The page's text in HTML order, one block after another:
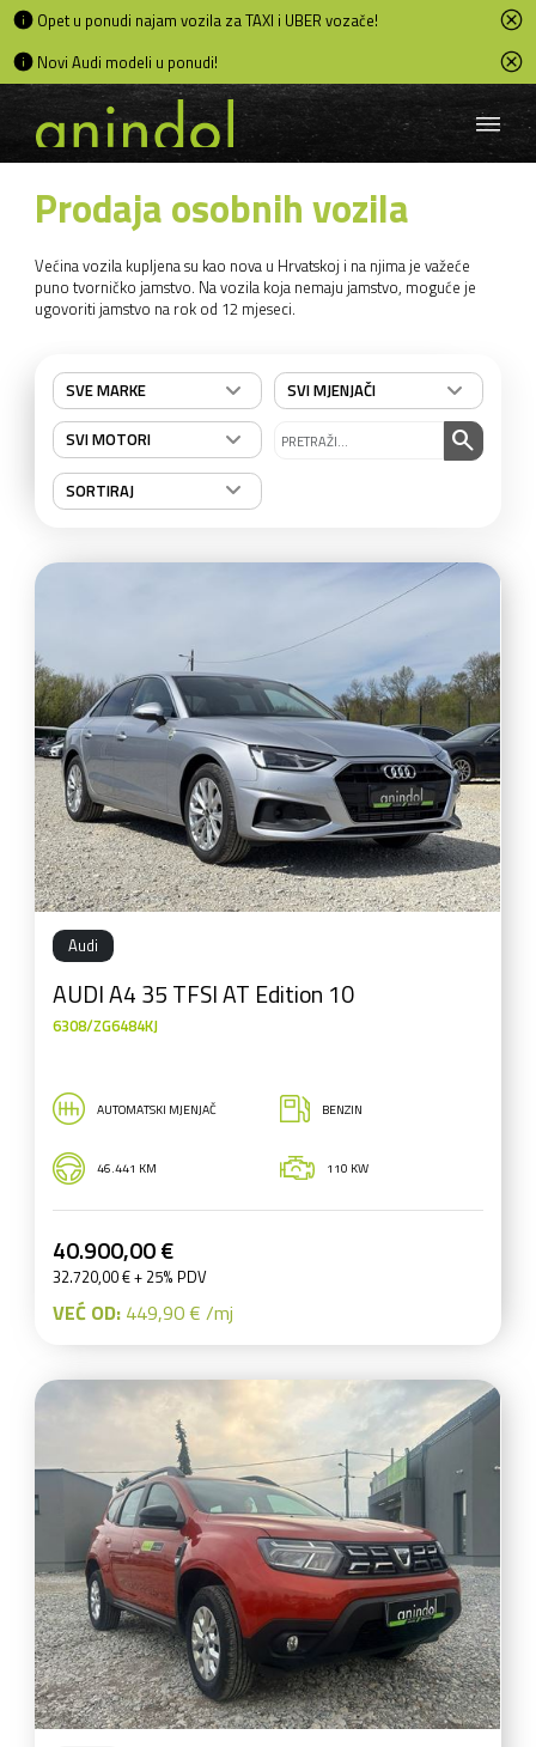
Opet u ponudi najam vozila za TAXI i UBER vozače!
Novi Audi modeli u ponudi!
Prodaja osobnih vozila
Većina vozila kupljena su kao nova u Hrvatskoj i na njima je važeće
puno tvorničko jamstvo. Na vozila koja nemaju jamstvo, moguće je
ugovoriti jamstvo na rok od 12 mjeseci.
SVE MARKE SVI MJENJAČI
SVI MOTORI search
SORTIRAJ
Audi
AUDI A4 35 TFSI AT Edition 10
6308/ZG6484KJ
AUTOMATSKI MJENJAČ BENZIN
46.441 KM 110 KW
40.900,00 €
32.720,00 € + 25% PDV
VEĆ OD: 449,90 € /mj